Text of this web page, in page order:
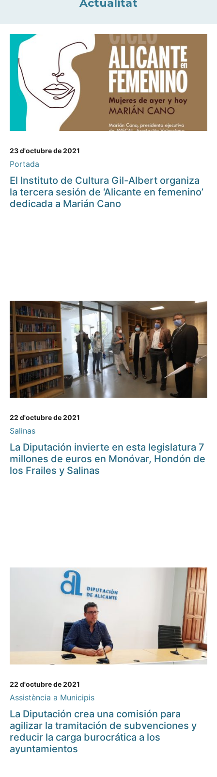
Actualitat
23 d'octubre de 2021
Portada
El Instituto de Cultura Gil-Albert organiza
la tercera sesión de ‘Alicante en femenino’
dedicada a Marián Cano
22 d'octubre de 2021
Salinas
La Diputación invierte en esta legislatura 7
millones de euros en Monóvar, Hondón de
los Frailes y Salinas
22 d'octubre de 2021
Assistència a Municipis
La Diputación crea una comisión para
agilizar la tramitación de subvenciones y
reducir la carga burocrática a los
ayuntamientos